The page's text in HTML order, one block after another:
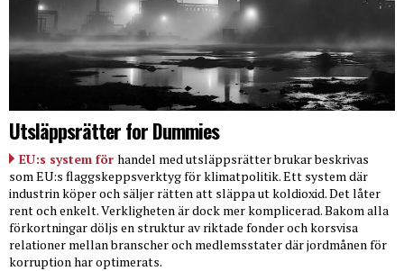
Utsläppsrätter for Dummies
EU:s system för handel med utsläppsrätter brukar beskrivas
som EU:s flaggskeppsverktyg för klimatpolitik. Ett system där
industrin köper och säljer rätten att släppa ut koldioxid. Det låter
rent och enkelt. Verkligheten är dock mer komplicerad. Bakom alla
förkortningar döljs en struktur av riktade fonder och korsvisa
relationer mellan branscher och medlemsstater där jordmånen för
korruption har optimerats.